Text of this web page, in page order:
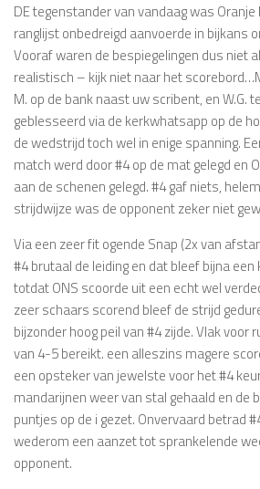
DE tegenstander van vandaag was
ranglijst onbedreigd aanvoerde in bijkans
Vooraf waren de bespiegelingen dus niet
realistisch – kijk niet naar het
M. op de bank naast uw scribent, en W.G.
geblesseerd via de kerkwhatsapp op de
de wedstrijd toch wel in enige spanning.
match werd door #4 op de mat gelegd en
aan de schenen gelegd. #4 gaf niets,
strijdwijze was de opponent zeker niet
Via een zeer fit ogende Snap (2x van
#4 brutaal de leiding en dat bleef bijna een
totdat ONS scoorde uit een echt wel
zeer schaars scorend bleef de strijd
bijzonder hoog peil van #4 zijde. Vlak
van 4-5 bereikt. een alleszins magere
een opsteker van jewelste voor het #4
mandarijnen weer van stal gehaald en de
puntjes op de i gezet. Onvervaard betrad
wederom een aanzet tot sprankelende
opponent.